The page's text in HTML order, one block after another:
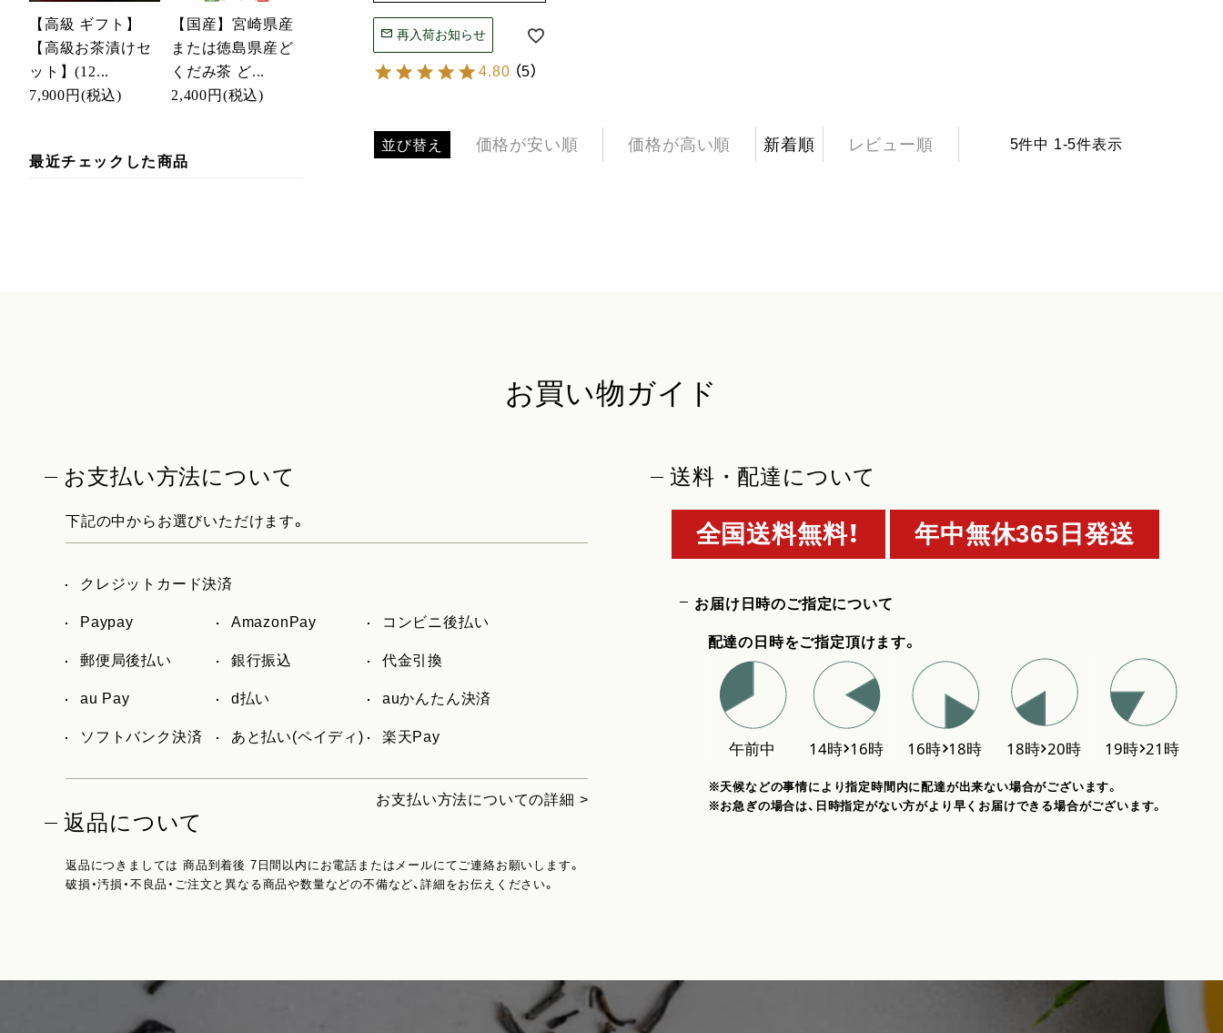
【高級 ギフト】
【高級お茶漬けセ
ット】(12...
7,900円 (税込)
【国産】宮崎県産
または徳島県産ど
くだみ茶 ど...
2,400円 (税込)
最近チェックした商品
再入荷お知らせ
4.80 （5）
並び替え 価格が安い順 価格が高い順 新着順 レビュー順 5件中 1-5件表示
お買い物ガイド
お支払い方法について
下記の中からお選びいただけます。
クレジットカード決済
Paypay AmazonPay コンビニ後払い
郵便局後払い 銀行振込 代金引換
au Pay d払い auかんたん決済
ソフトバンク決済 あと払い(ペイディ) 楽天Pay
お支払い方法についての詳細 >
返品について
返品につきましては 商品到着後 7日間以内にお電話またはメールにてご連絡お願いします。
破損・汚損・不良品・ご注文と異なる商品や数量などの不備など、詳細をお伝えください。
送料・配達について
全国送料無料！ 年中無休365日発送
お届け日時のご指定について
配達の日時をご指定頂けます。
※天候などの事情により指定時間内に配達が出来ない場合がございます。
※お急ぎの場合は、日時指定がない方がより早くお届けできる場合がございます。